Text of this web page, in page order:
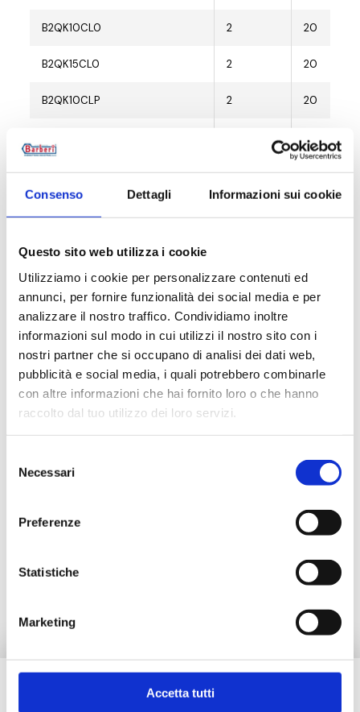
Consenso Dettagli Informazioni sui cookie
Questo sito web utilizza i cookie
Utilizziamo i cookie per personalizzare contenuti ed
annunci, per fornire funzionalità dei social media e per
analizzare il nostro traffico. Condividiamo inoltre
informazioni sul modo in cui utilizzi il nostro sito con i
nostri partner che si occupano di analisi dei dati web,
pubblicità e social media, i quali potrebbero combinarle
con altre informazioni che hai fornito loro o che hanno
raccolto dal tuo utilizzo dei loro servizi.
delNecessari
Preferenze
Statistiche
Marketing
Accetta tutti
B2QK10CL0 2 20
B2QK15CL0 2 20
B2QK10CLP 2 20
20
B2QK15WB0 2 20
B2QK10BM0
B2QK15BM0 2 20
B2QK10BMP 2
Descrizione
Documentazione
Accessori
Ricambi
Hai bisogno di aiuto?